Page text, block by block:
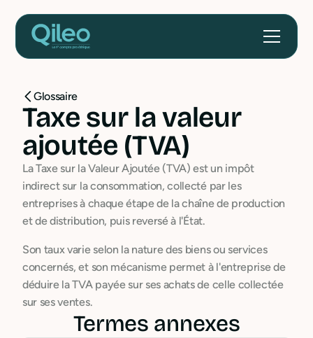
Glossaire
Taxe sur la valeur
ajoutée (TVA)
La Taxe sur la Valeur Ajoutée (TVA) est un impôt
indirect sur la consommation, collecté par les
entreprises à chaque étape de la chaîne de production
et de distribution, puis reversé à l'État.
Son taux varie selon la nature des biens ou services
concernés, et son mécanisme permet à l'entreprise de
déduire la TVA payée sur ses achats de celle collectée
sur ses ventes.
Termes annexes